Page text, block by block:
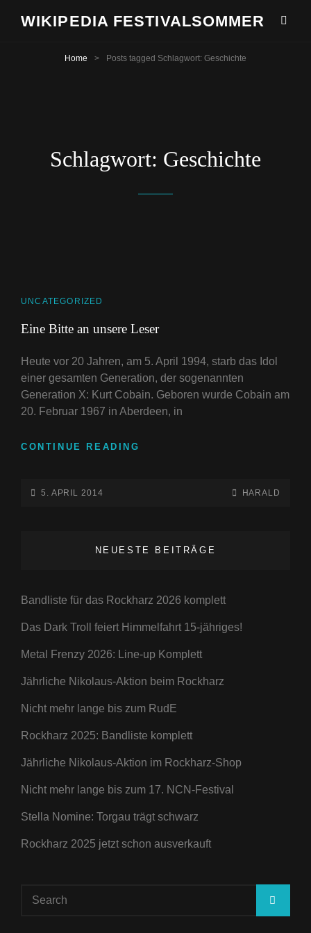
WIKIPEDIA FESTIVALSOMMER
Home > Posts tagged Schlagwort: Geschichte
Schlagwort: Geschichte
CAT
UNCATEGORIZED
Eine Bitte an unsere Leser
Heute vor 20 Jahren, am 5. April 1994, starb das Idol
einer gesamten Generation, der sogenannten
Generation X: Kurt Cobain. Geboren wurde Cobain am
20. Februar 1967 in Aberdeen, in
CONTINUE READING
POSTED-
5. APRIL 2014
BY
BYLINE
HARALD
NEUESTE BEITRÄGE
Bandliste für das Rockharz 2026 komplett
Das Dark Troll feiert Himmelfahrt 15-jähriges!
Metal Frenzy 2026: Line-up Komplett
Jährliche Nikolaus-Aktion beim Rockharz
Nicht mehr lange bis zum RudE
Rockharz 2025: Bandliste komplett
Jährliche Nikolaus-Aktion im Rockharz-Shop
Nicht mehr lange bis zum 17. NCN-Festival
Stella Nomine: Torgau trägt schwarz
Rockharz 2025 jetzt schon ausverkauft